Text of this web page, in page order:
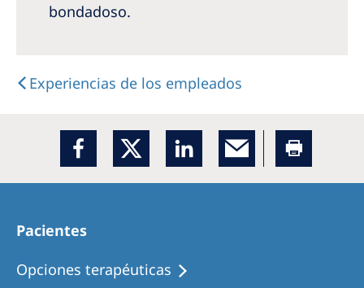
bondadoso.
Experiencias de los empleados
Pacientes
Opciones terapéuticas